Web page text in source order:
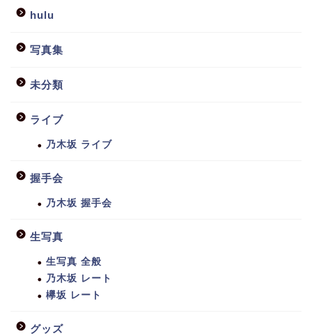
hulu
写真集
未分類
ライブ
乃木坂 ライブ
握手会
乃木坂 握手会
生写真
生写真 全般
乃木坂 レート
欅坂 レート
グッズ